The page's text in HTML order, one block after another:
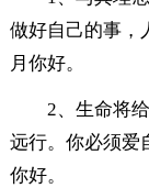
做好自己的事，
月你好。
2、生命将给
远行。你必须爱
你好。